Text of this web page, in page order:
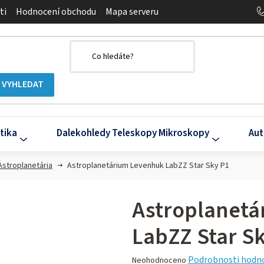
Hodnocení obchodu Mapa serveru
Dalekohledy Teleskopy Mikroskopy
Astroplanetárium Levenhuk LabZZ Star Sky P1
LabZZ Star
Průměrné
Neohodnoceno Podrobnosti